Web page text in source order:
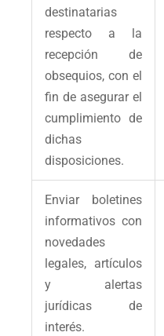
destinatarias
respecto a la
recepción de
obsequios, con el
fin de asegurar el
cumplimiento de
dichas
disposiciones.
Enviar boletines
informativos con
novedades
legales, artículos
y alertas
jurídicas de
interés.